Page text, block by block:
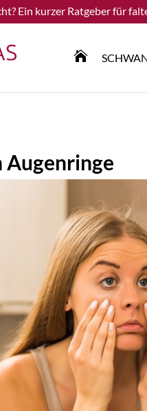
Ein kurzer Ratgeber für

Augenringe